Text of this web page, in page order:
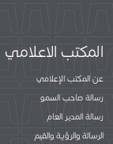
المكتب الاعلامي
عن المكتب الإعلامي
رسالة صاحب السمو
رسالة المدير العام
الرسالة والرؤية والقيم